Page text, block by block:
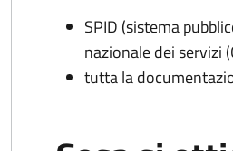
SPID (sistema
nazionale dei servizi
tutta la